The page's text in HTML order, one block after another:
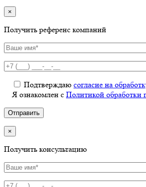
×
Получить референс компаний
Подтверждаю согласие на
Я ознакомлен с Политикой обработки
×
Получить консультацию